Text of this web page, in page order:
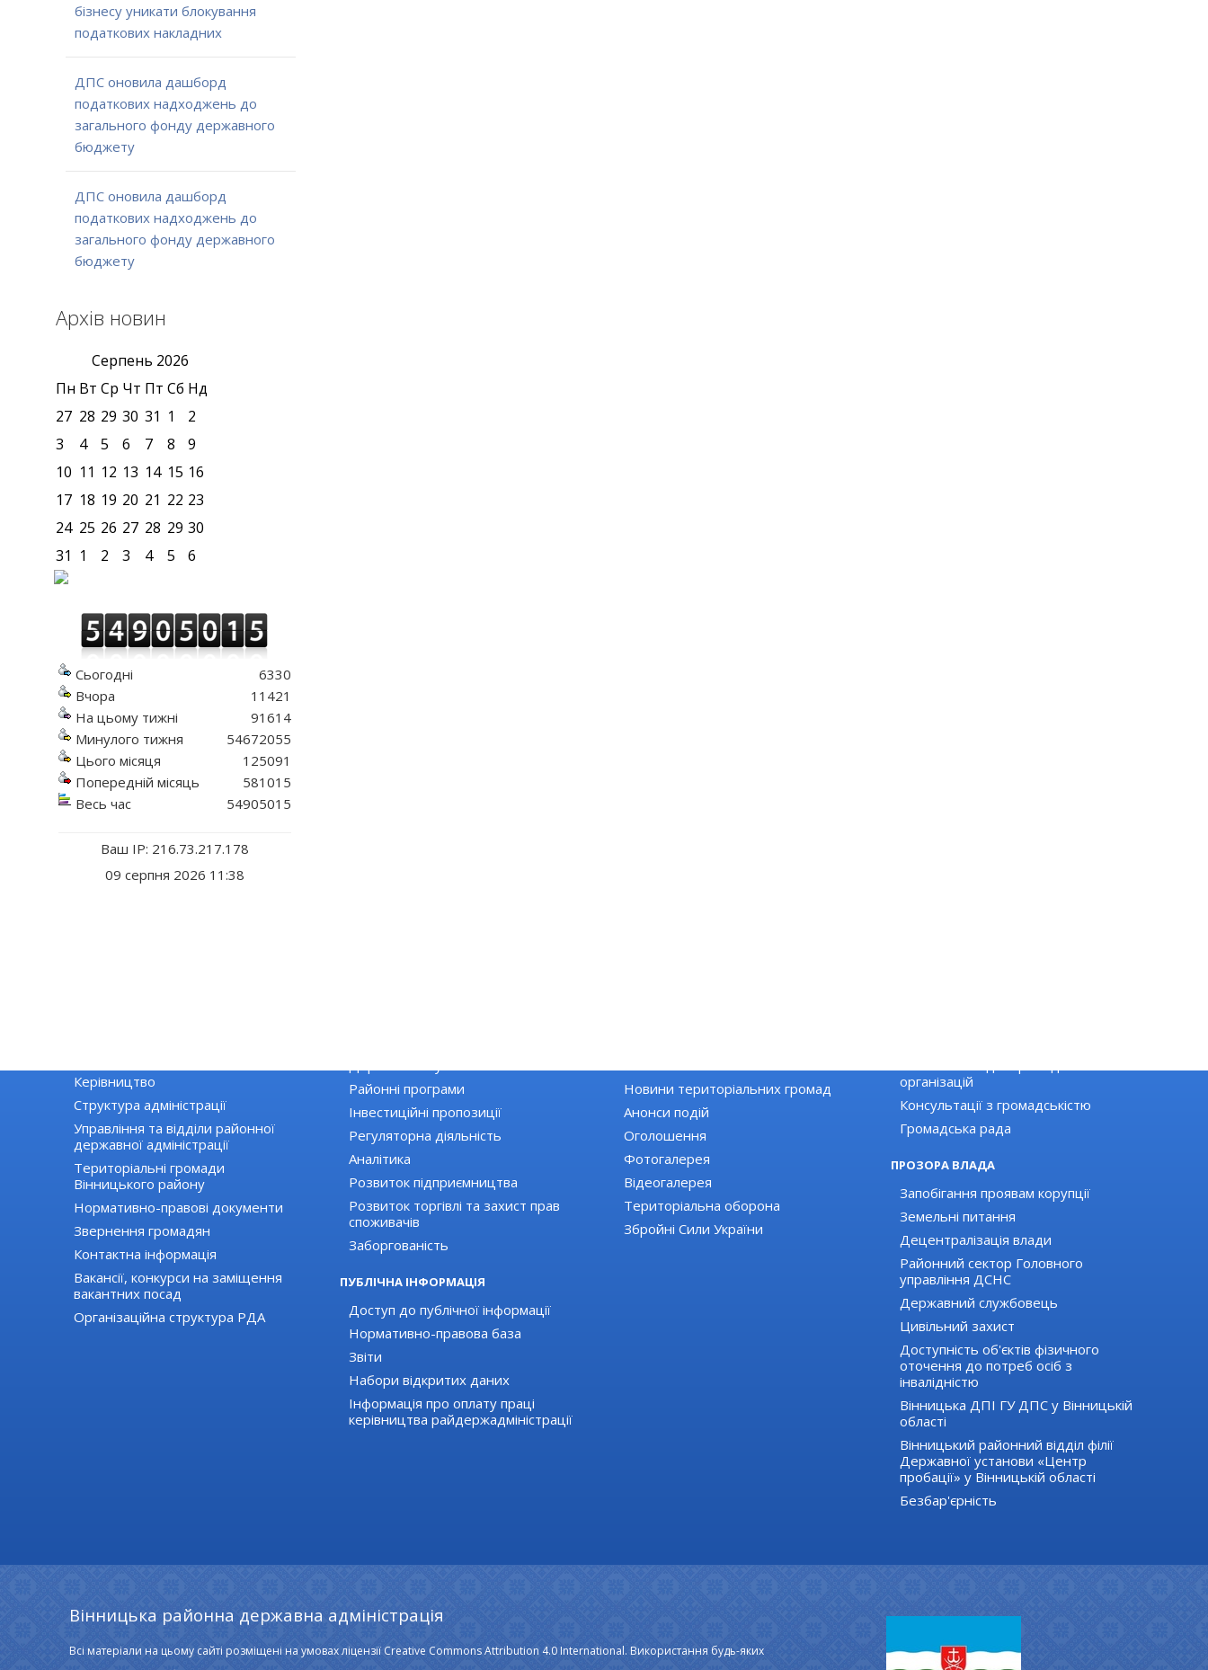
бізнесу уникати блокування
податкових накладних
ДПС оновила дашборд
податкових надходжень до
загального фонду державного
бюджету
ДПС оновила дашборд
податкових надходжень до
загального фонду державного
бюджету
Архів новин
Серпень 2026
Пн Вт Ср Чт Пт Сб Нд
27 28 29 30 31 1
2
3
4 5 6 7 8
9
10 11 12 13 14 15 16
17 18 19 20 21 22 23
24 25 26 27 28 29 30
31 1 2 3 4 5 6
Сьогодні
Вчора
На цьому тижні
Минулого тижня
Цього місяця
Попередній місяць
Весь час
6330
11421
91614
54672055
125091
581015
54905015
Ваш IP: 216.73.217.178
09 серпня 2026 11:38
Керівництво
Структура адміністрації
Управління та відділи районної
державної адміністрації
Територіальні громади
Вінницького району
Нормативно-правові документи
Звернення громадян
Контактна інформація
Вакансії, конкурси на заміщення
вакантних посад
Організаційна структура РДА
Районні програми
Інвестиційні пропозиції
Регуляторна діяльність
Аналітика
Розвиток підприємництва
Розвиток торгівлі та захист прав
споживачів
Заборгованість
ПУБЛІЧНА ІНФОРМАЦІЯ
Доступ до публічної інформації
Нормативно-правова база
Звіти
Набори відкритих даних
Інформація про оплату праці
керівництва райдержадміністрації
Новини територіальних громад
Анонси подій
Оголошення
Фотогалерея
Відеогалерея
Територіальна оборона
Збройні Сили України
організацій
Консультації з громадськістю
Громадська рада
ПРОЗОРА ВЛАДА
Запобігання проявам корупції
Земельні питання
Децентралізація влади
Районний сектор Головного
управління ДСНС
Державний службовець
Цивільний захист
Доступність об'єктів фізичного
оточення до потреб осіб з
інвалідністю
Вінницька ДПІ ГУ ДПС у Вінницькій
області
Вінницький районний відділ філії
Державної установи «Центр
пробації» у Вінницькій області
Безбар'єрність
Вінницька районна державна адміністрація
Всі матеріали на цьому сайті розміщені на умовах ліцензії Creative Commons Attribution 4.0 International. Використання будь-яких